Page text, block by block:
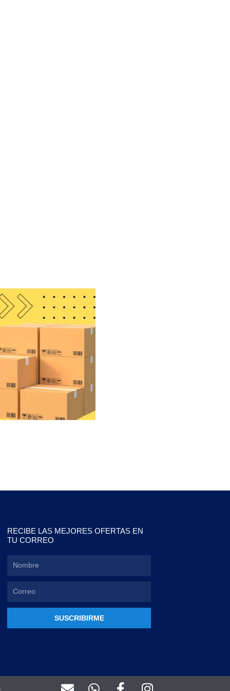
RECIBE LAS MEJORES OFERTAS EN
TU CORREO
SUSCRIBIRME
E
W
F
I